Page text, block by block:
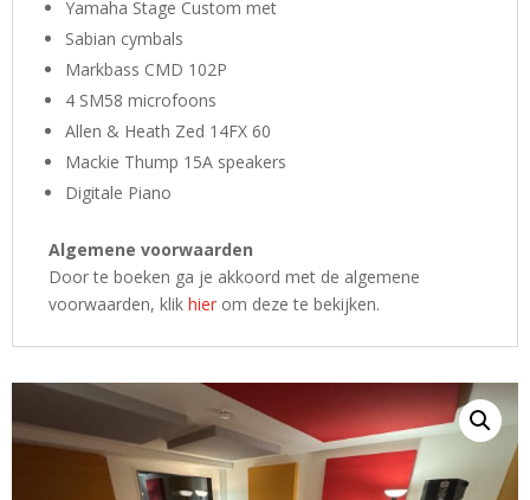
Yamaha Stage Custom met
Sabian cymbals
Markbass CMD 102P
4 SM58 microfoons
Allen & Heath Zed 14FX 60
Mackie Thump 15A speakers
Digitale Piano
Algemene voorwaarden
Door te boeken ga je akkoord met de algemene
voorwaarden, klik hier om deze te bekijken.